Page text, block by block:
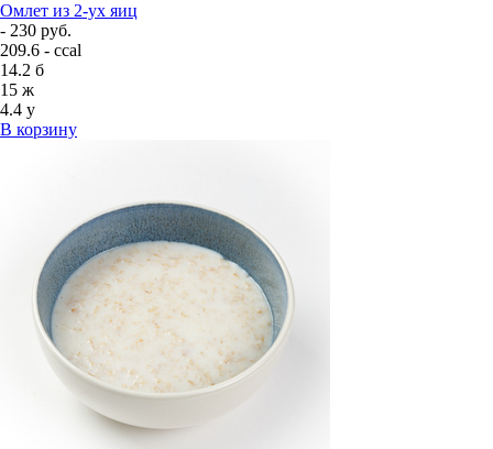
Омлет из 2-ух яиц
- 230 руб.
209.6 - ccal
14.2 б
15 ж
4.4 у
В корзину